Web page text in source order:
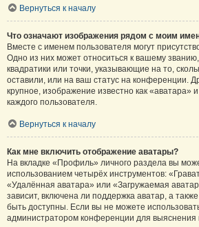
Вернуться к началу
Что означают изображения рядом с моим
Вместе с именем пользователя могут
Одно из них может относиться к вашему
квадратики или точки, указывающие на то,
оставили, или на ваш статус на конференции.
крупное, изображение известно как «аватара»
каждого пользователя.
Вернуться к началу
Как мне включить отображение аватары?
На вкладке «Профиль» личного раздела вы
использованием четырёх инструментов:
«Удалённая аватара» или «Загружаемая
зависит, включена ли поддержка аватар, а
быть доступны. Если вы не можете
администратором конференции для выяснения